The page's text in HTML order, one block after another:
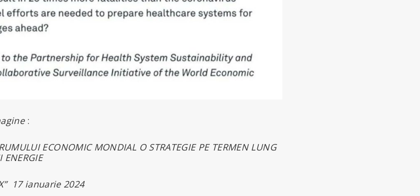
:
ECONOMIC MONDIAL O STRATEGIE PE TERMEN LUNG
ENERGIE
17 ianuarie 2024